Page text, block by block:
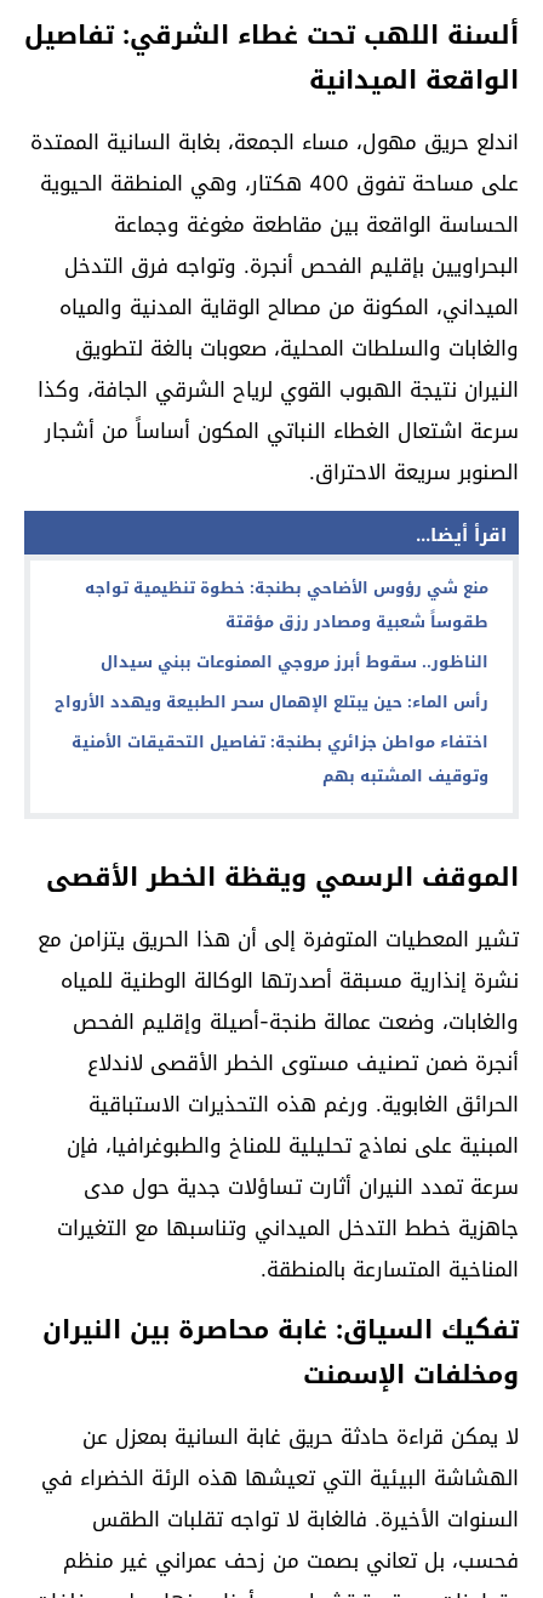
ألسنة اللهب تحت غطاء الشرقي: تفاصيل
الواقعة الميدانية
اندلع حريق مهول، مساء الجمعة، بغابة السانية الممتدة
على مساحة تفوق 400 هكتار، وهي المنطقة الحيوية
الحساسة الواقعة بين مقاطعة مغوغة وجماعة
البحراويين بإقليم الفحص أنجرة. وتواجه فرق التدخل
الميداني، المكونة من مصالح الوقاية المدنية والمياه
والغابات والسلطات المحلية، صعوبات بالغة لتطويق
النيران نتيجة الهبوب القوي لرياح الشرقي الجافة، وكذا
سرعة اشتعال الغطاء النباتي المكون أساساً من أشجار
الصنوبر سريعة الاحتراق.
اقرأ أيضا...
منع شي رؤوس الأضاحي بطنجة: خطوة تنظيمية تواجه
طقوساً شعبية ومصادر رزق مؤقتة
الناظور.. سقوط أبرز مروجي الممنوعات ببني سيدال
رأس الماء: حين يبتلع الإهمال سحر الطبيعة ويهدد الأرواح
اختفاء مواطن جزائري بطنجة: تفاصيل التحقيقات الأمنية
وتوقيف المشتبه بهم
الموقف الرسمي ويقظة الخطر الأقصى
تشير المعطيات المتوفرة إلى أن هذا الحريق يتزامن مع
نشرة إنذارية مسبقة أصدرتها الوكالة الوطنية للمياه
والغابات، وضعت عمالة طنجة-أصيلة وإقليم الفحص
أنجرة ضمن تصنيف مستوى الخطر الأقصى لاندلاع
الحرائق الغابوية. ورغم هذه التحذيرات الاستباقية
المبنية على نماذج تحليلية للمناخ والطبوغرافيا، فإن
سرعة تمدد النيران أثارت تساؤلات جدية حول مدى
جاهزية خطط التدخل الميداني وتناسبها مع التغيرات
المناخية المتسارعة بالمنطقة.
تفكيك السياق: غابة محاصرة بين النيران
ومخلفات الإسمنت
لا يمكن قراءة حادثة حريق غابة السانية بمعزل عن
الهشاشة البيئية التي تعيشها هذه الرئة الخضراء في
السنوات الأخيرة. فالغابة لا تواجه تقلبات الطقس
فحسب، بل تعاني بصمت من زحف عمراني غير منظم